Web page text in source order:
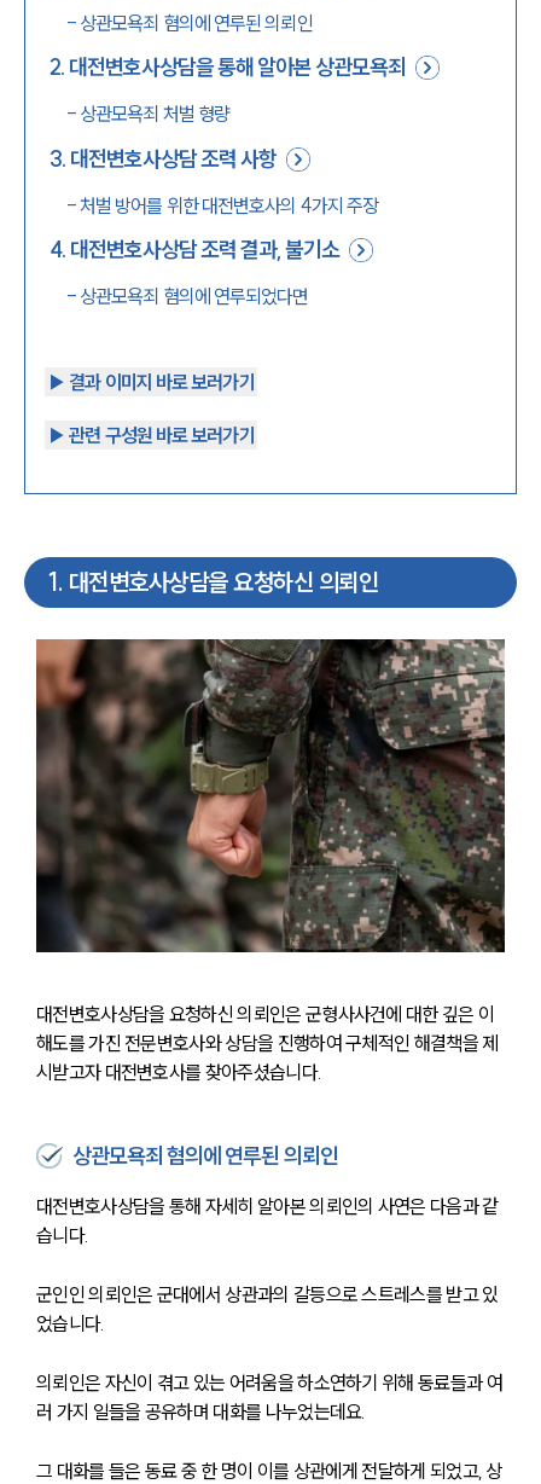
- 상관모욕죄 혐의에 연루된 의뢰인
2. 대전변호사상담을 통해 알아본 상관모욕죄
- 상관모욕죄 처벌 형량
3. 대전변호사상담 조력 사항
-처벌 방어를 위한 대전변호사의 4가지 주장
4. 대전변호사상담 조력 결과, 불기소
- 상관모욕죄 혐의에 연루되었다면
▶︎ 결과 이미지 바로 보러가기
▶︎ 관련 구성원 바로 보러가기
1. 대전변호사상담을 요청하신 의뢰인
대전변호사상담을 요청하신 의뢰인은 군형사사건에 대한 깊은 이
해도를 가진 전문변호사와 상담을 진행하여 구체적인 해결책을 제
시받고자 대전변호사를 찾아주셨습니다.
상관모욕죄 혐의에 연루된 의뢰인
대전변호사상담을 통해 자세히 알아본 의뢰인의 사연은 다음과 같
습니다.
군인인 의뢰인은 군대에서 상관과의 갈등으로 스트레스를 받고 있
었습니다.
의뢰인은 자신이 겪고 있는 어려움을 하소연하기 위해 동료들과 여
러 가지 일들을 공유하며 대화를 나누었는데요.
그 대화를 들은 동료 중 한 명이 이를 상관에게 전달하게 되었고, 상